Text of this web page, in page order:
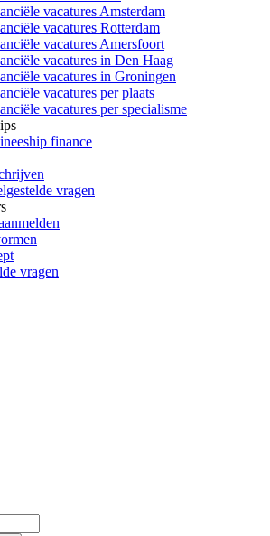
vacatures Amsterdam
vacatures Rotterdam
vacatures Amersfoort
vacatures in Den Haag
vacatures in Groningen
vacatures per plaats
vacatures per specialisme
finance
vragen
vragen